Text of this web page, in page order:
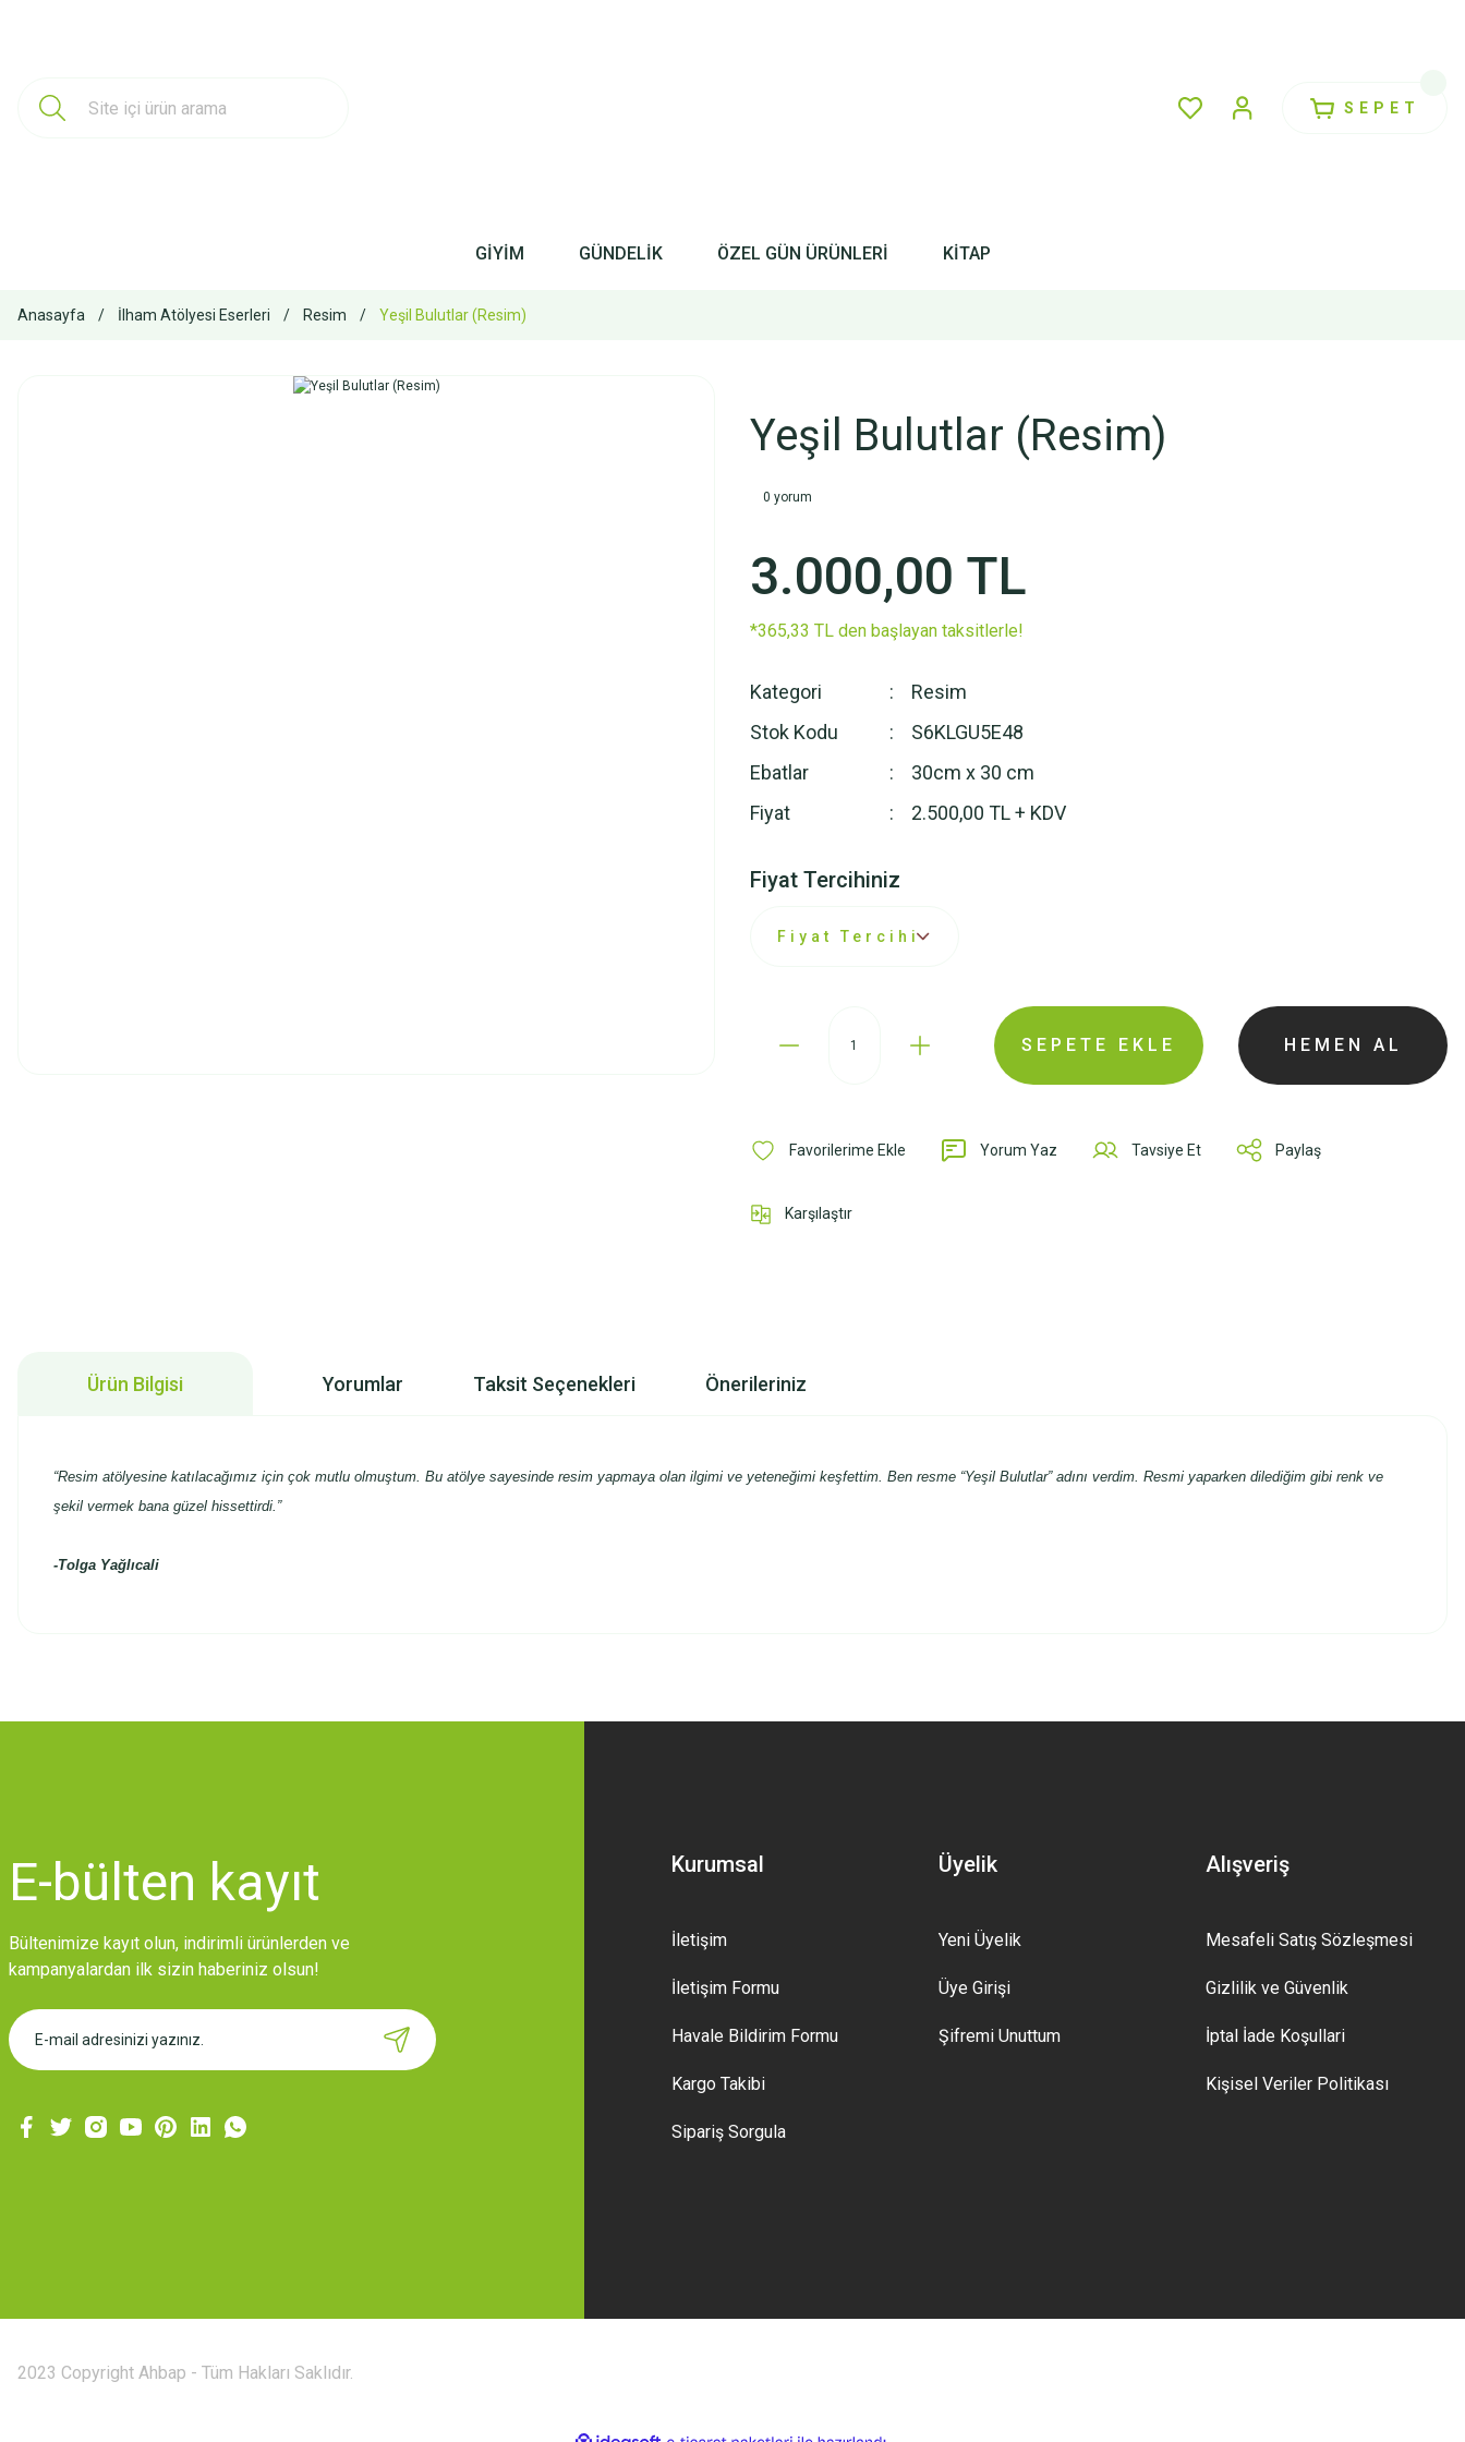
SEPET
GİYİM GÜNDELİK ÖZEL GÜN ÜRÜNLERİ KİTAP
Anasayfa İlham Atölyesi Eserleri Resim Yeşil Bulutlar (Resim)
Yeşil Bulutlar (Resim)
0 yorum
3.000,00 TL
*365,33 TL den başlayan taksitlerle!
Kategori
Resim
Stok Kodu
S6KLGU5E48
Ebatlar
30cm x 30 cm
Fiyat
2.500,00 TL + KDV
Fiyat Tercihiniz
SEPETE EKLE HEMEN AL
Yorum Yaz Tavsiye Et Paylaş
Karşılaştır
Ürün Bilgisi Yorumlar Taksit Seçenekleri Önerileriniz
“Resim atölyesine katılacağımız için çok mutlu olmuştum. Bu atölye sayesinde resim yapmaya olan ilgimi ve yeteneğimi keşfettim. Ben resme “Yeşil Bulutlar” adını verdim. Resmi yaparken dilediğim gibi renk ve
şekil vermek bana güzel hissettirdi.”
-Tolga Yağlıcali
Bu ürüne ilk yorumu siz yapın!
Bu ürüne benzer farklı alternatifler olmalı.
Gönder
E-bülten kayıt
Bültenimize kayıt olun, indirimli ürünlerden ve
kampanyalardan ilk sizin haberiniz olsun!
Kurumsal
İletişim
İletişim Formu
Havale Bildirim Formu
Kargo Takibi
Sipariş Sorgula
Üyelik
Yeni Üyelik
Üye Girişi
Şifremi Unuttum
Alışveriş
Mesafeli Satış Sözleşmesi
Gizlilik ve Güvenlik
İptal İade Koşullari
Kişisel Veriler Politikası
2023 Copyright Ahbap - Tüm Hakları Saklıdır.